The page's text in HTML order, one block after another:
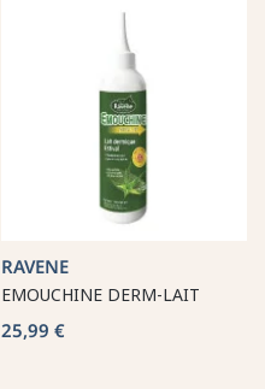
RAVENE
EMOUCHINE DERM-LAIT
25,99 €